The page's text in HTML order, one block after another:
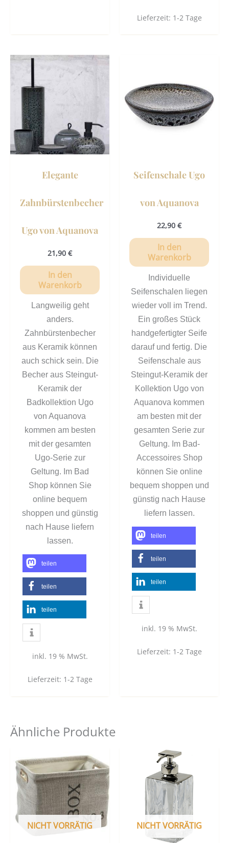
Lieferzeit: 1-2 Tage
Elegante
Zahnbürstenbecher
Ugo von Aquanova
21,90 €
In den
Warenkorb
Langweilig geht
anders.
Zahnbürstenbecher
aus Keramik können
auch schick sein. Die
Becher aus Steingut-
Keramik der
Badkollektion Ugo
von Aquanova
kommen am besten
mit der gesamten
Ugo-Serie zur
Geltung. Im Bad
Shop können Sie
online bequem
shoppen und günstig
nach Hause liefern
lassen.
teilen
teilen
teilen
inkl. 19 % MwSt.
Lieferzeit: 1-2 Tage
Seifenschale Ugo
von Aquanova
22,90 €
In den
Warenkorb
Individuelle
Seifenschalen liegen
wieder voll im Trend.
Ein großes Stück
handgefertigter Seife
darauf und fertig. Die
Seifenschale aus
Steingut-Keramik der
Kollektion Ugo von
Aquanova kommen
am besten mit der
gesamten Serie zur
Geltung. Im Bad-
Accessoires Shop
können Sie online
bequem shoppen und
günstig nach Hause
liefern lassen.
teilen
teilen
teilen
inkl. 19 % MwSt.
Lieferzeit: 1-2 Tage
Ähnliche Produkte
NICHT VORRÄTIG NICHT VORRÄTIG